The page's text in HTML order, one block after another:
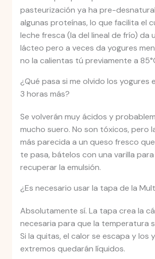
pasteurización ya ha pre-
algunas proteínas, lo que facilita el
leche fresca (la del lineal de frío) da
lácteo pero a veces da yogures
no la calientas tú previamente a
¿Qué pasa si me olvido los yogures
3 horas más?
Se volverán muy ácidos y
mucho suero. No son tóxicos, pero
más parecida a un queso fresco que
te pasa, bátelos con una varilla
recuperar la emulsión.
¿Es necesario usar la tapa de la
Absolutamente sí. La tapa crea la
necesaria para que la temperatura
Si la quitas, el calor se escapa y los
extremos quedarán líquidos.